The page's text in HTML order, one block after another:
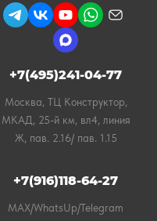
+7(495)241-04-77
Москва, ТЦ Конструктор,
МКАД, 25-й км, вл4, линия
Ж, пав. 2.16/ пав. 1.15
+7(916)118-64-27
MAX/WhatsUp/Telegram